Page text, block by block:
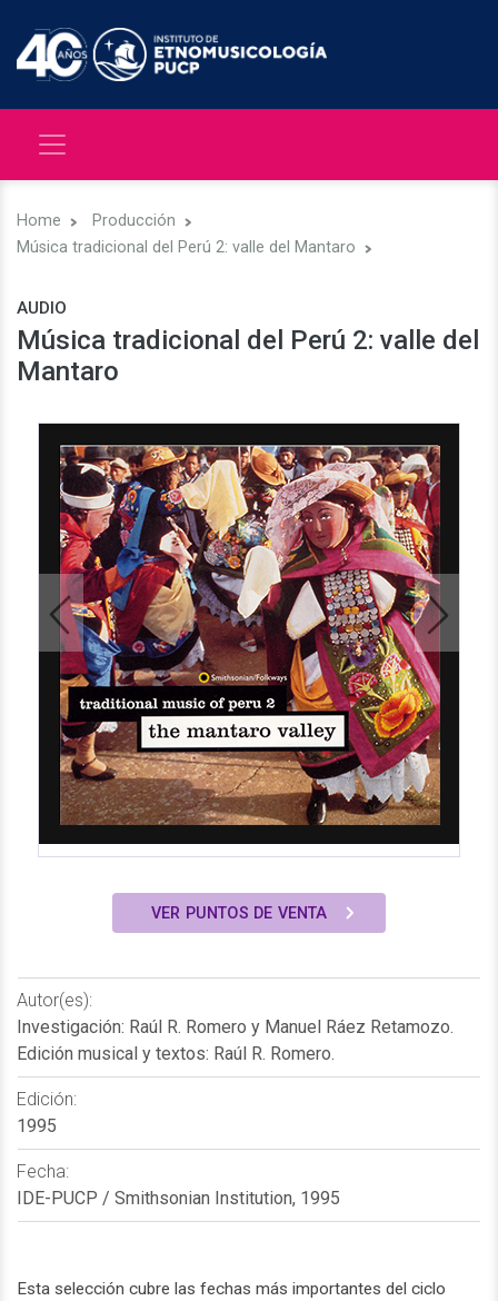
Home
Producción
Música tradicional del Perú 2: valle del Mantaro
Autor(es):
Investigación: Raúl R. Romero y Manuel Ráez Retamozo.
Edición musical y textos: Raúl R. Romero.
Edición:
1995
Fecha:
IDE-PUCP / Smithsonian Institution, 1995
Esta selección cubre las fechas más importantes del ciclo
AUDIO
Música tradicional del Perú 2: valle del
Mantaro
Previous Next
VER PUNTOS DE VENTA